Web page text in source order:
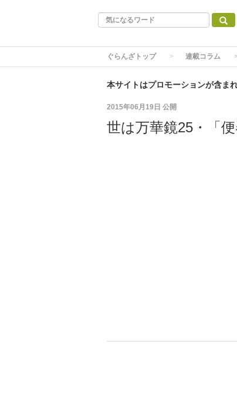
ぐらんざトップ 連載コラム
本サイトはプロモーションが含まれ
2015年06月19日 公開
世は万華鏡25・「